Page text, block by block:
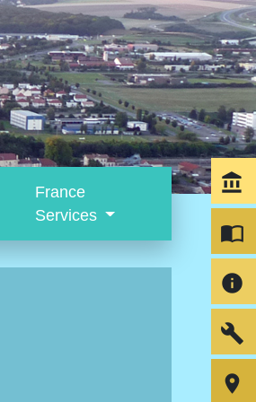
France
Services
account_balance
import_contacts
info
build
room